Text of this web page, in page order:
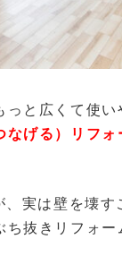
と広くて使
なげる）リフォ
実は壁を壊す
抜きリフォー